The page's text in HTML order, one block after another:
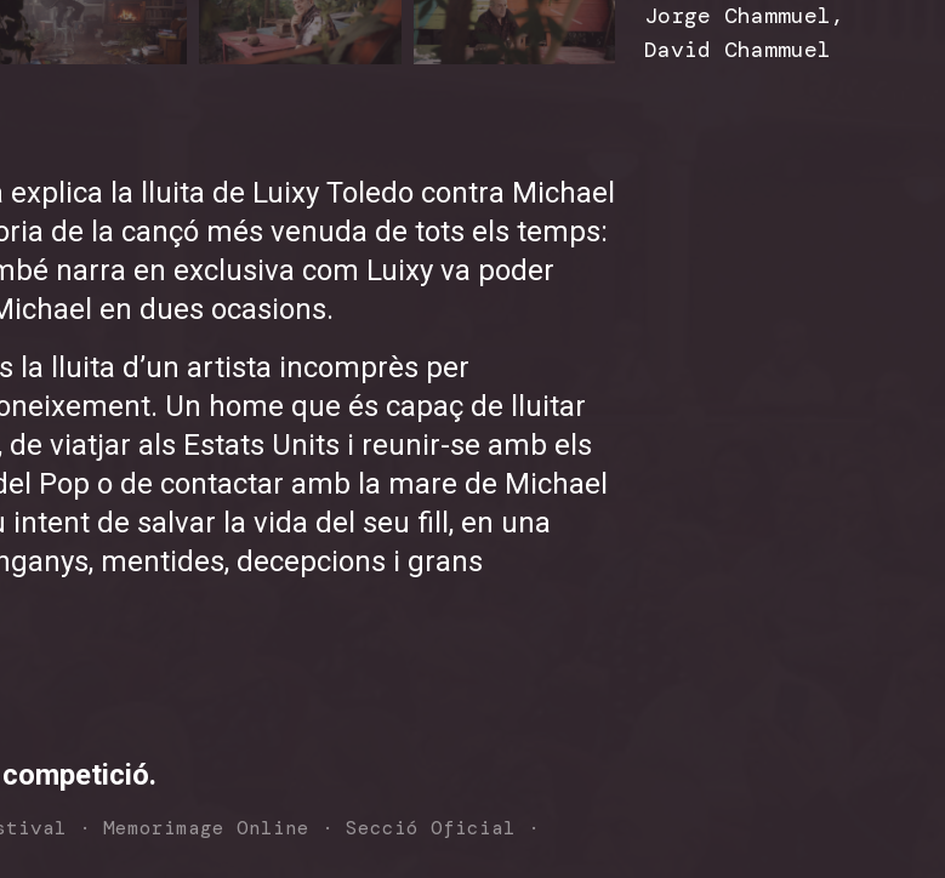
explica la lluita de Luixy Toledo contra Michael
de la cançó més venuda de tots els temps:
narra en exclusiva com Luixy va poder
en dues ocasions.
la lluita d’un artista incomprès per
Un home que és capaç de lluitar
de viatjar als Estats Units i reunir-se amb els
Pop o de contactar amb la mare de Michael
intent de salvar la vida del seu fill, en una
mentides, decepcions i grans
· Memorimage Online · Secció Oficial ·
Jorge Chammuel,
David Chammuel